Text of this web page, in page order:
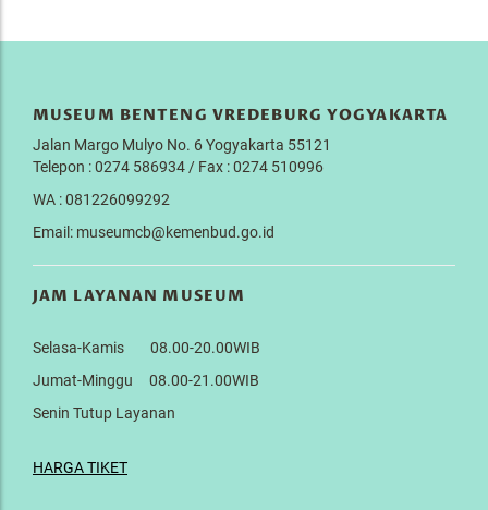
MUSEUM BENTENG VREDEBURG YOGYAKARTA
Jalan Margo Mulyo No. 6 Yogyakarta 55121
Telepon : 0274 586934 / Fax : 0274 510996
WA : 081226099292
Email: museumcb@kemenbud.go.id
JAM LAYANAN MUSEUM
Selasa-Kamis 08.00-20.00WIB
Jumat-Minggu 08.00-21.00WIB
Senin Tutup Layanan
HARGA TIKET